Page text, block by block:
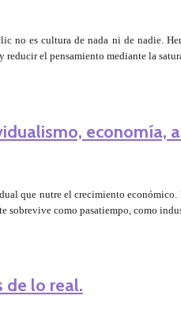
no es cultura de nada ni de nadie.
el pensamiento mediante la
economía,
que nutre el crecimiento económico.
sobrevive como pasatiempo, como
de lo real.